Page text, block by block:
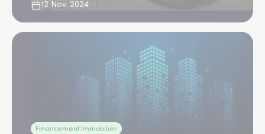
12 Nov. 2024
Financement Immobilier